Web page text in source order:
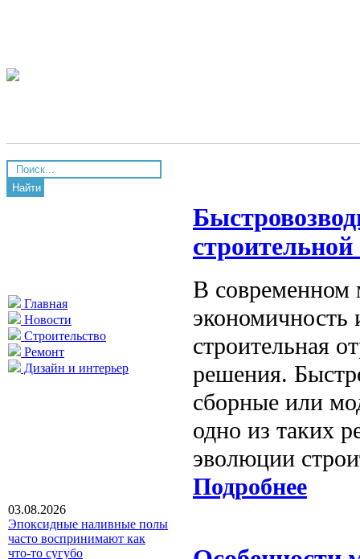
Найти
Главная
Новости
Строительство
Ремонт
Дизайн и интерьер
03.08.2026
Эпоксидные наливные полы
часто воспринимают как
что-то сугубо
В современном
экономичность
строительная
решения.
сборные или
одно из таких
эволюции
Подробнее